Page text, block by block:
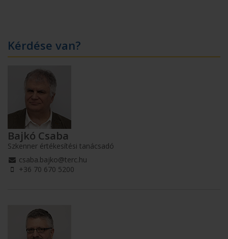
Kérdése van?
Bajkó Csaba
Szkenner értékesítési tanácsadó
csaba.bajko@terc.hu
+36 70 670 5200